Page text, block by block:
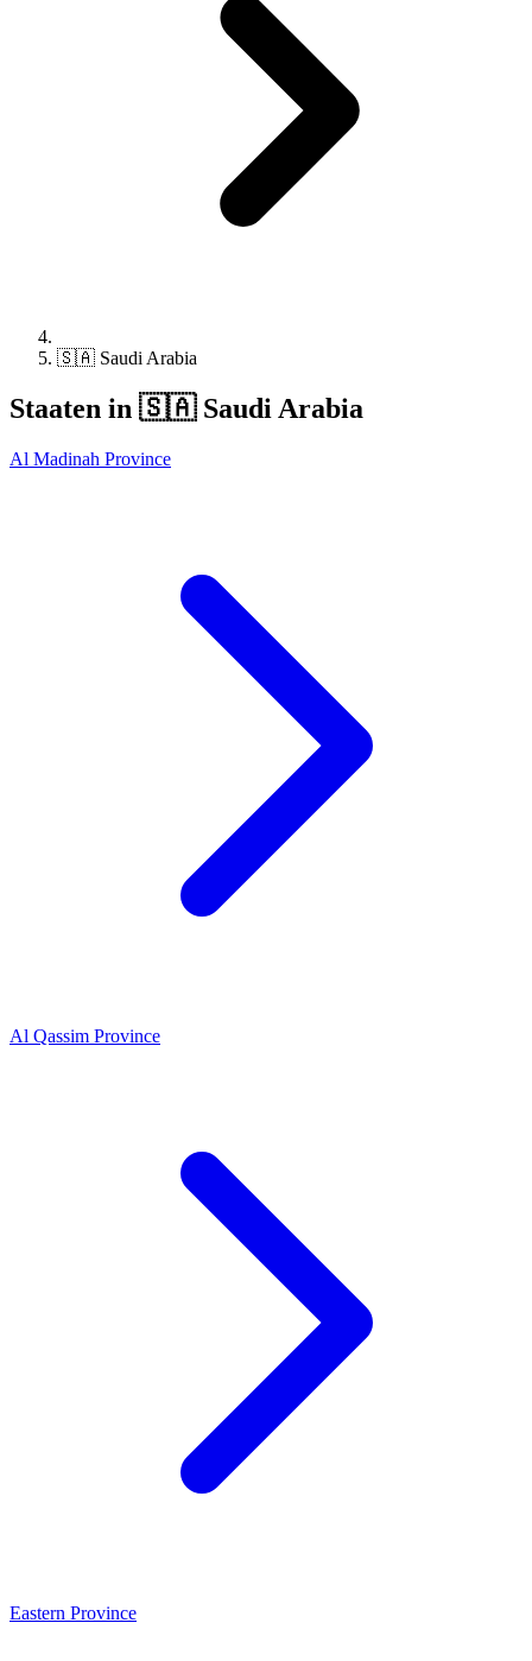
🇸🇦 Saudi Arabia
Staaten in 🇸🇦 Saudi Arabia
Al Madinah Province
Al Qassim Province
Eastern Province